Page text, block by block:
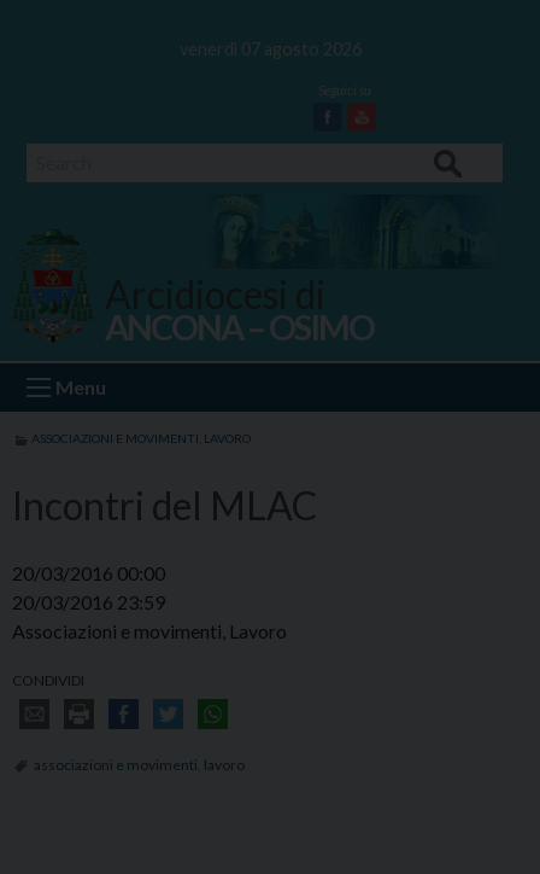
venerdì 07 agosto 2026
Facebook
Youtube
Ancona Osimo
ANCONA – OSIMO
Menu
ASSOCIAZIONI E MOVIMENTI LAVORO
Incontri del MLAC
20/03/2016 00:00
20/03/2016 23:59
Associazioni e movimenti, Lavoro
CONDIVIDI
associazioni e movimenti lavoro